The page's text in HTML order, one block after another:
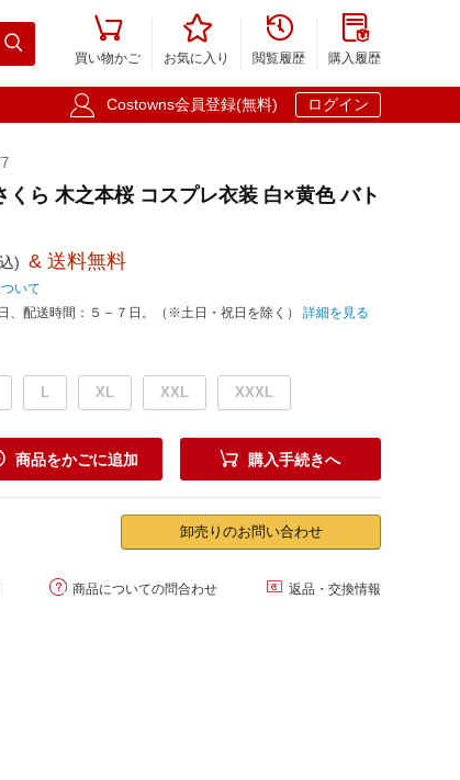


買い物かご

お気に入り

閲覧履歴

購入履歴
 Costowns会員登録(無料) ログイン
くら 木之本桜 コスプレ衣装 白×黄色 バト
) & 送料無料
いて
、配送時間：５－７日。（※土日・祝日を除く） 詳細を見る
L XL XXL XXXL
商品をかごに追加  購入手続きへ
卸売りのお問い合わせ
 商品についての問合わせ  返品・交換情報